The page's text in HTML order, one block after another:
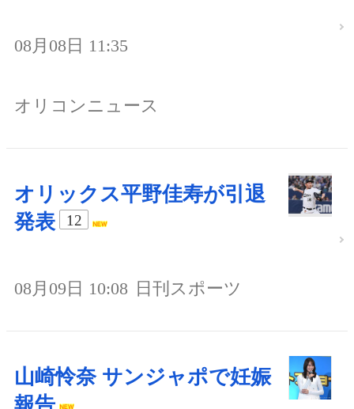
08月08日 11:35
オリコンニュース
オリックス平野佳寿が引退
発表
12
08月09日 10:08 日刊スポーツ
山崎怜奈 サンジャポで妊娠